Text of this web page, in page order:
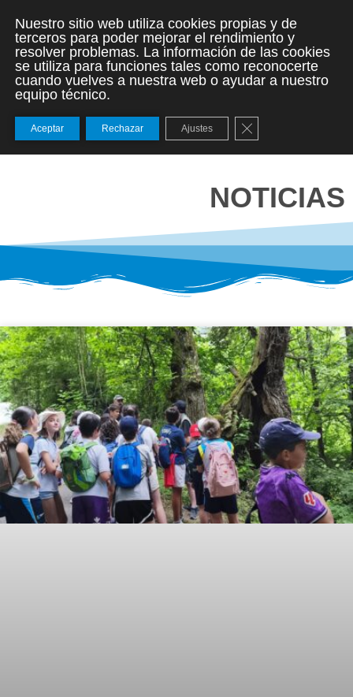
NOTICIAS
Nuestro sitio web utiliza cookies propias y de
terceros para poder mejorar el rendimiento y
resolver problemas. La información de las cookies
se utiliza para funciones tales como reconocerte
cuando vuelves a nuestra web o ayudar a nuestro
equipo técnico.
Aceptar Rechazar Ajustes Cerrar el banner de